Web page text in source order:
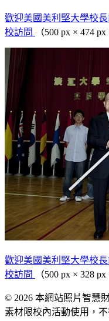
歡迎美國美利堅大學校長
校訪問
（500 px × 474
歡迎美國美利堅大學校長
校訪問
（500 px × 328
© 2026 本網站照片智慧
素材限校內活動使用，